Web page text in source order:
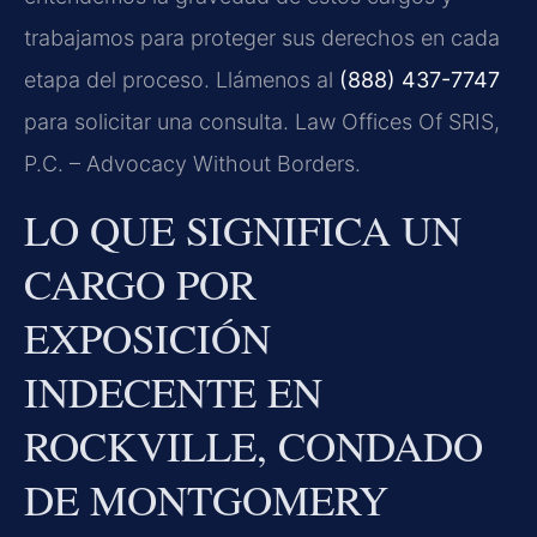
trabajamos para proteger sus derechos en cada
etapa del proceso. Llámenos al (888) 437-7747
para solicitar una consulta. Law Offices Of SRIS,
P.C. – Advocacy Without Borders.
LO QUE SIGNIFICA UN
CARGO POR
EXPOSICIÓN
INDECENTE EN
ROCKVILLE, CONDADO
DE MONTGOMERY